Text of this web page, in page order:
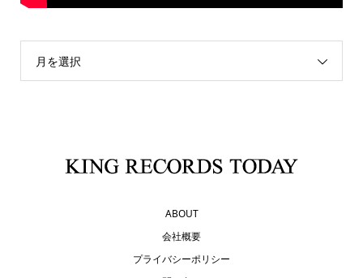
月を選択
ABOUT
会社概要
プライバシーポリシー